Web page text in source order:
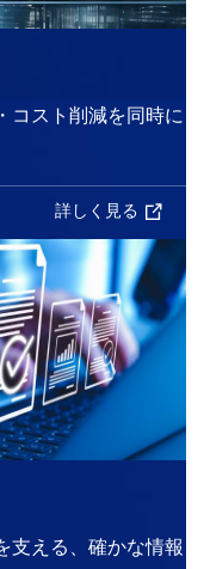
コスト削減を同時に
詳しく見る
支える、確かな情報